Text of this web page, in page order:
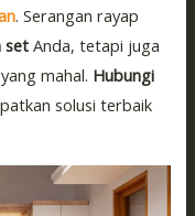
. Serangan rayap
setAnda, tetapi juga
mahal. Hubungi
solusi terbaik